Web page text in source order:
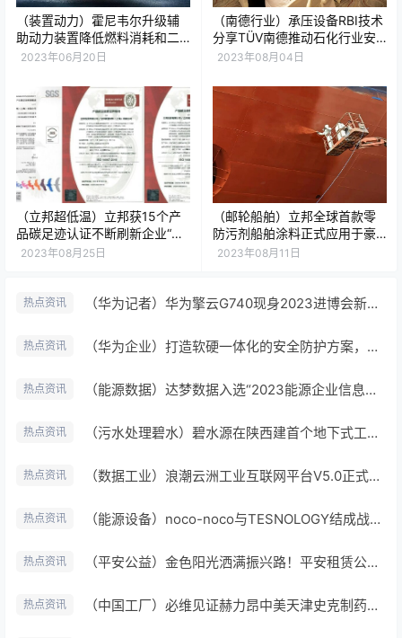
（装置动力）霍尼韦尔升级辅
助动力装置降低燃料消耗和二
氧化碳排放
2023年06月20日
（南德行业）承压设备RBI技术
分享TÜV南德推动石化行业安
全发展
2023年08月04日
（立邦超低温）立邦获15个产
品碳足迹认证不断刷新企业“绿
色透明度”
2023年08月25日
（邮轮船舶）立邦全球首款零
防污剂船舶涂料正式应用于豪
华游轮
2023年08月11日
热点资讯 （华为记者）华为擎云G740现身2023进博会新闻中心，助力众多记者高效报道
热点资讯 （华为企业）打造软硬一体化的安全防护方案，华为擎云G540商用笔记本为企业发展保驾护航
热点资讯 （能源数据）达梦数据入选“2023能源企业信息化创新成果与实践案例”
热点资讯 （污水处理碧水）碧水源在陕西建首个地下式工业污水处理厂
热点资讯 （数据工业）浪潮云洲工业互联网平台V5.0正式发布加速推进新型工业化
热点资讯 （能源设备）noco-noco与TESNOLOGY结成战略联盟
热点资讯 （平安公益）金色阳光洒满振兴路！平安租赁公益项目走进贵州毕节
热点资讯 （中国工厂）必维见证赫力昂中美天津史克制药工厂实现运营碳中和